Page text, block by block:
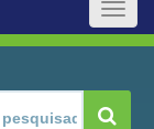
Toggle